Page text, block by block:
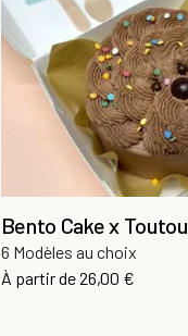
Bento Cake x Toutou
6 Modèles au choix
À partir dePrix
26,00 €